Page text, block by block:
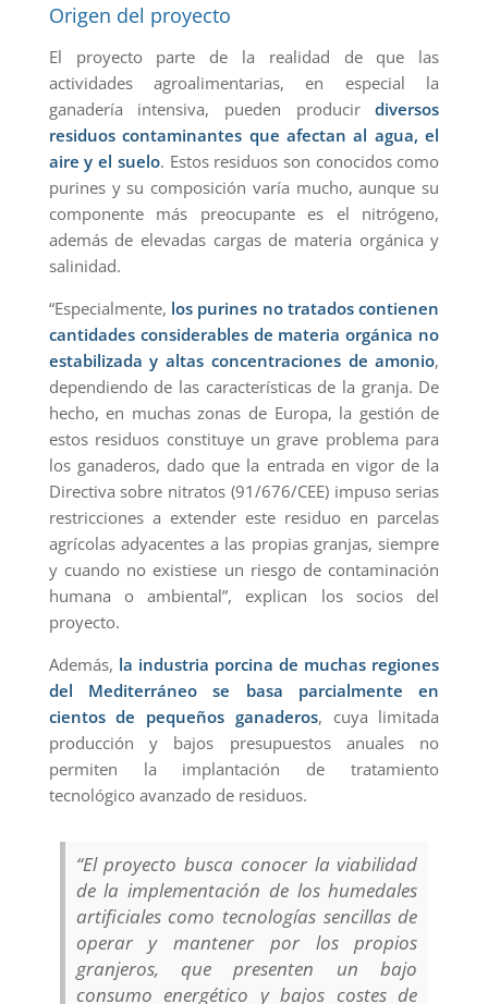
Origen del proyecto
El proyecto parte de la realidad de que las
actividades agroalimentarias, en especial la
ganadería intensiva, pueden producirdiversos
residuos contaminantes que afectan al agua, el
aire y el suelo. Estos residuos son conocidos como
purines y su composición varía mucho, aunque su
componente más preocupante es el nitrógeno,
además de elevadas cargas de materia orgánica y
salinidad.
“Especialmente, los purines no tratados contienen
cantidades considerables de materia orgánica no
estabilizada y altas concentraciones de amonio,
dependiendo de las características de la granja. De
hecho, en muchas zonas de Europa, la gestión de
estos residuos constituye un grave problema para
los ganaderos, dado que la entrada en vigor de la
Directiva sobre nitratos (91/676/CEE) impuso serias
restricciones a extender este residuo en parcelas
agrícolas adyacentes a las propias granjas, siempre
y cuando no existiese un riesgo de contaminación
humana o ambiental”, explican los socios del
proyecto.
Además, la industria porcina de muchas regiones
del Mediterráneo se basa parcialmente en
cientos de pequeños ganaderos, cuya limitada
producción y bajos presupuestos anuales no
permiten la implantación de tratamiento
tecnológico avanzado de residuos.
“El proyecto busca conocer la viabilidad
de la implementación de los humedales
artificiales como tecnologías sencillas de
operar y mantener por los propios
granjeros, que presenten un bajo
consumo energético y bajos costes de